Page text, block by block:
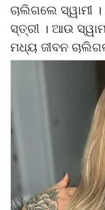
ଚାଲିଗଲେ ସ୍ୱାମୀ
ସ୍ତ୍ରୀ । ଆଉ
ମଧ୍ୟ ଜୀବନ